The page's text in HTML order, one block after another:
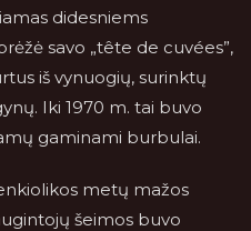
didesniems
savo „tête de cuvées”,
iš vynuogių, surinktų
Iki 1970 m. tai buvo
gaminami burbulai.
metų mažos
šeimos buvo